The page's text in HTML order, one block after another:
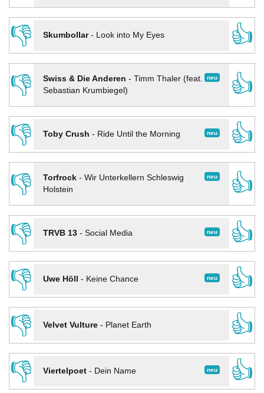
👎
Skumbollar- Look into My Eyes
👍
👎
neu
Swiss & Die Anderen - Timm Thaler (feat.
Sebastian Krumbiegel)
👍
👎
neu
Toby Crush - Ride Until the Morning
👍
👎
neu
Torfrock- Wir Unterkellern Schleswig
Holstein
👍
👎
neu
TRVB 13- Social Media
👍
👎
neu
Uwe Höll - Keine Chance
👍
👎
Velvet Vulture- Planet Earth
👍
👎
neu
Viertelpoet- Dein Name
👍